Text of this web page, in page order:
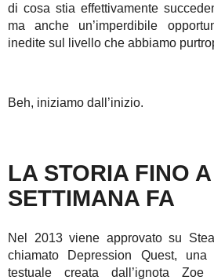
di cosa stia effettivamente
ma anche un’imperdibile
inedite sul livello che abbiamo
Beh, iniziamo dall’inizio.
LA STORIA FINO
SETTIMANA FA
Nel 2013 viene approvato su
chiamato Depression Quest, una
testuale creata dall’ignota